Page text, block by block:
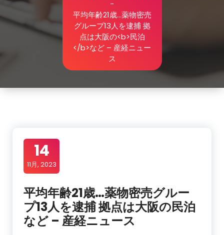
-
平均年齢21歳…薬物密売
グループ13人を逮捕 拠
点は大阪の<b>民泊
</b>など – 産経ニュー
ス
14
11月, 2023
平均年齢21歳…薬物密売グルー
プ13人を逮捕 拠点は大阪の民泊
など – 産経ニュース